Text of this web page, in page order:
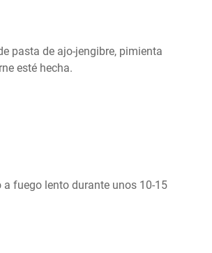
pasta de ajo-jengibre, pimienta
esté hecha.
fuego lento durante unos 10-15